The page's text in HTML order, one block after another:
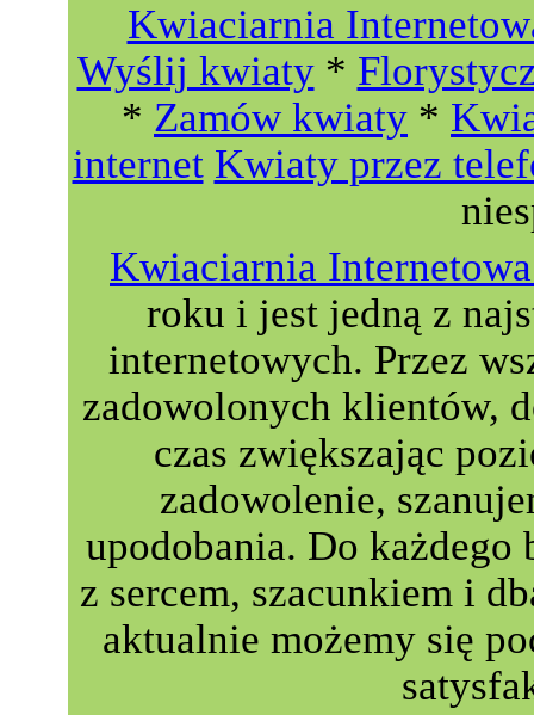
Kwiaciarnia
Wyślij kwiaty*
* Zamów kwiaty *
internet Kwiaty przez
Kwiaciarnia
roku i jest jedną z
internetowych. Przez
zadowolonych klientów,
czas zwiększając
zadowolenie,
upodobania. Do
z sercem, szacunkiem i
aktualnie możemy się